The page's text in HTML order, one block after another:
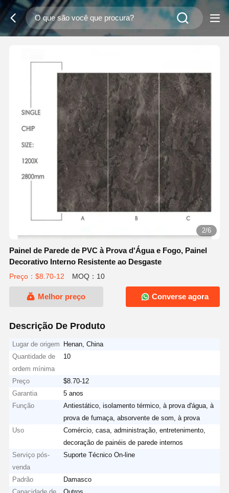
3/6
Painel de Parede de PVC à Prova d'Água e Fogo, Painel
Decorativo Interno Resistente ao Desgaste
Preço：$8.70-12 MOQ：10
Melhor preço Converse agora
Descrição De Produto
Lugar de origem
Henan, China
Quantidade de
ordem mínima
10
Preço
$8.70-12
Garantia
5 anos
Função
Antiestático, isolamento térmico, à prova d'água, à
prova de fumaça, absorvente de som, à prova
Uso
Comércio, casa, administração, entretenimento,
decoração de painéis de parede internos
Serviço pós-
venda
Suporte Técnico On-line
Padrão
Damasco